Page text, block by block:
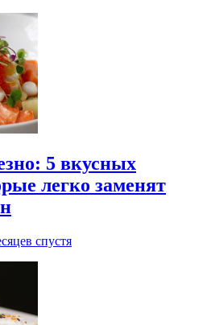
5 вкусных
легко заменят
спустя